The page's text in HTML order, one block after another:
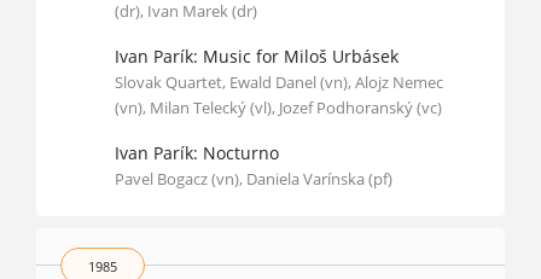
(dr), Ivan Marek (dr)
Ivan Parík: Music for Miloš Urbásek
Slovak Quartet, Ewald Danel (vn), Alojz Nemec
(vn), Milan Telecký (vl), Jozef Podhoranský (vc)
Ivan Parík: Nocturno
Pavel Bogacz (vn), Daniela Varínska (pf)
1985